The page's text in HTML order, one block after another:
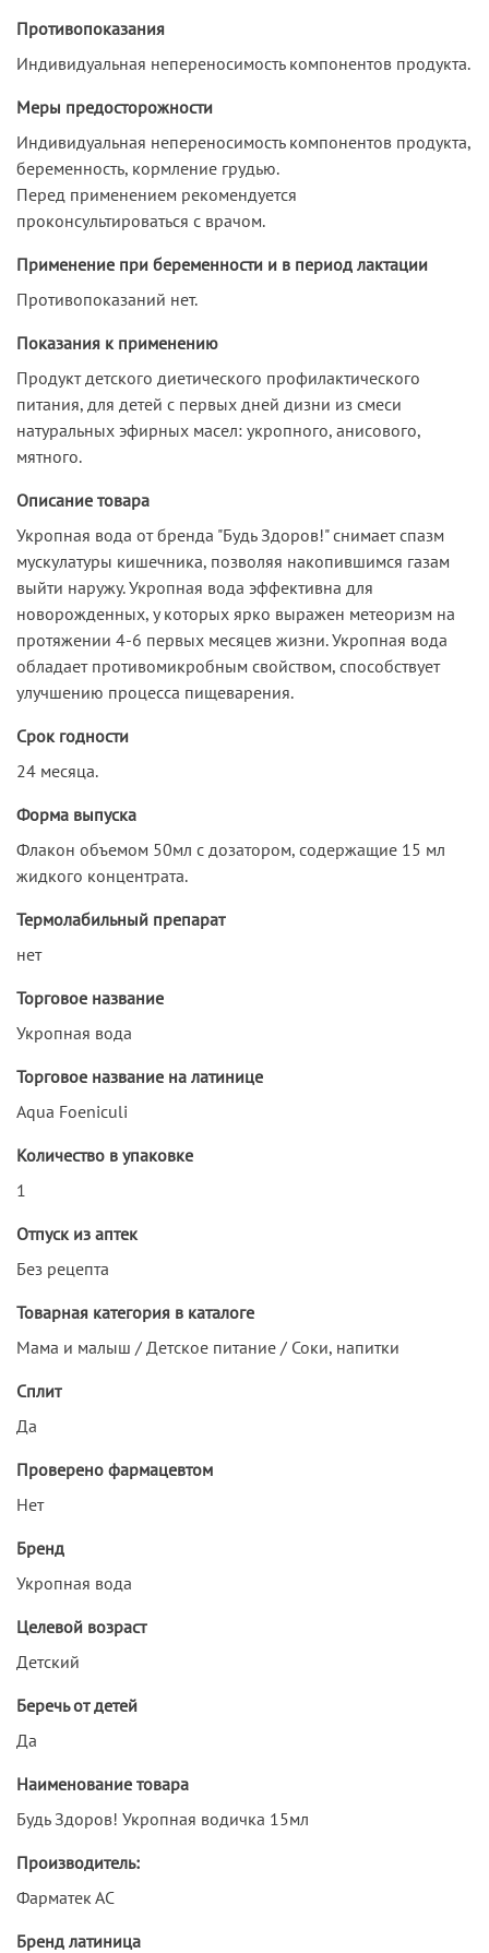
Противопоказания
Индивидуальная непереносимость компонентов продукта.
Меры предосторожности
Индивидуальная непереносимость компонентов продукта,
беременность, кормление грудью.
Перед применением рекомендуется
проконсультироваться с врачом.
Применение при беременности и в период лактации
Противопоказаний нет.
Показания к применению
Продукт детского диетического профилактического
питания, для детей с первых дней дизни из смеси
натуральных эфирных масел: укропного, анисового,
мятного.
Описание товара
Укропная вода от бренда "Будь Здоров!" снимает спазм
мускулатуры кишечника, позволяя накопившимся газам
выйти наружу. Укропная вода эффективна для
новорожденных, у которых ярко выражен метеоризм на
протяжении 4-6 первых месяцев жизни. Укропная вода
обладает противомикробным свойством, способствует
улучшению процесса пищеварения.
Срок годности
24 месяца.
Форма выпуска
Флакон объемом 50мл с дозатором, содержащие 15 мл
жидкого концентрата.
Термолабильный препарат
нет
Торговое название
Укропная вода
Торговое название на латинице
Aqua Foeniculi
Количество в упаковке
1
Отпуск из аптек
Без рецепта
Товарная категория в каталоге
Мама и малыш / Детское питание / Соки, напитки
Сплит
Да
Проверено фармацевтом
Нет
Бренд
Укропная вода
Целевой возраст
Детский
Беречь от детей
Да
Наименование товара
Будь Здоров! Укропная водичка 15мл
Производитель:
Фарматек АС
Бренд латиница